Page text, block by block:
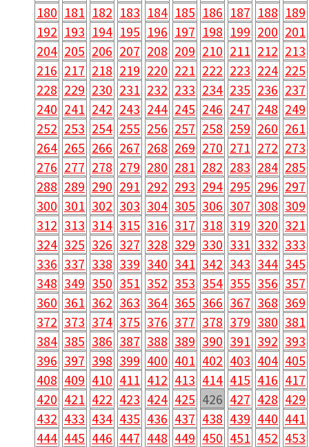
180 181 182 183 184 185 186 187 188 189
192 193 194 195 196 197 198 199 200 201
204 205 206 207 208 209 210 211 212 213
216 217 218 219 220 221 222 223 224 225
228 229 230 231 232 233 234 235 236 237
240 241 242 243 244 245 246 247 248 249
252 253 254 255 256 257 258 259 260 261
264 265 266 267 268 269 270 271 272 273
276 277 278 279 280 281 282 283 284 285
288 289 290 291 292 293 294 295 296 297
300 301 302 303 304 305 306 307 308 309
312 313 314 315 316 317 318 319 320 321
324 325 326 327 328 329 330 331 332 333
336 337 338 339 340 341 342 343 344 345
348 349 350 351 352 353 354 355 356 357
360 361 362 363 364 365 366 367 368 369
372 373 374 375 376 377 378 379 380 381
384 385 386 387 388 389 390 391 392 393
396 397 398 399 400 401 402 403 404 405
408 409 410 411 412 413 414 415 416 417
420 421 422 423 424 425 426 427 428 429
432 433 434 435 436 437 438 439 440 441
444 445 446 447 448 449 450 451 452 453